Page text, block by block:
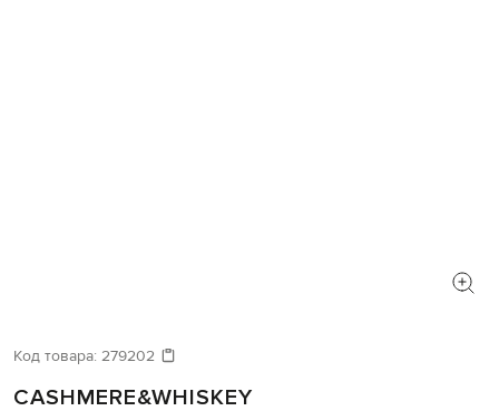
Код товара: 279202
CASHMERE&WHISKEY